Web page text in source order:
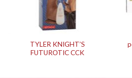
TYLER KNIGHT’S
FUTUROTIC CCK